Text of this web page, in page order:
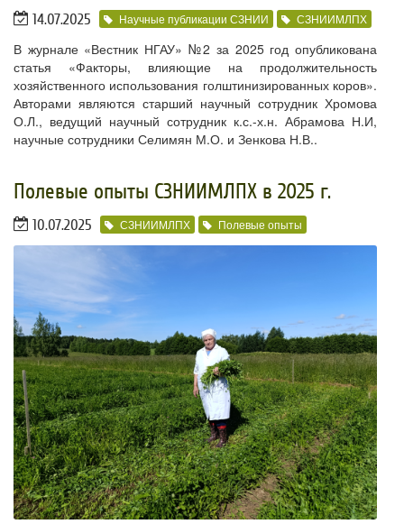
14.07.2025 Научные публикации СЗНИИ СЗНИИМЛПХ
В журнале «Вестник НГАУ» №2 за 2025 год опубликована
статья «Факторы, влияющие на продолжительность
хозяйственного использования голштинизированных коров».
Авторами являются старший научный сотрудник Хромова
О.Л., ведущий научный сотрудник к.с.-х.н. Абрамова Н.И,
научные сотрудники Селимян М.О. и Зенкова Н.В..
​Полевые опыты СЗНИИМЛПХ в 2025 г.
10.07.2025 СЗНИИМЛПХ Полевые опыты